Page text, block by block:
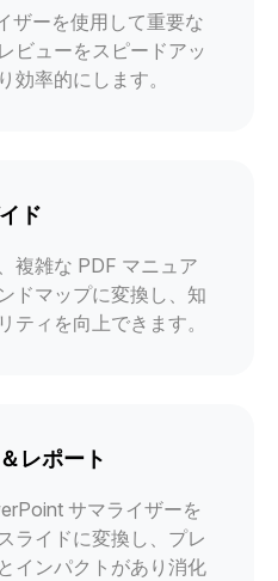
ザーを使用して重要な
ビューをスピードアッ
効率的にします。
ド
複雑な PDF マニュア
ドマップに変換し、知
ティを向上できます。
レポート
サマライザーを
ライドに変換し、プレ
インパクトがあり消化